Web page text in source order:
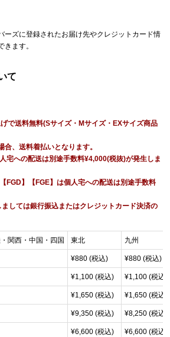
ーズに登録されたお届け先やクレジットカード情
ます。
て
で送料無料(Sサイズ・Mサイズ・EXサイズ商品
、送料着払いとなります。
宅への配送は別途手数料¥4,000(税抜)が発生しま
FGD】【FGE】は個人宅への配送は別途手数料
しては銀行振込またはクレジットカード決済の
関西・中国・四国 東北 九州
¥880 (税込) ¥880 (税込)
¥1,100 (税込) ¥1,100 (税込)
¥1,650 (税込) ¥1,650 (税込)
¥9,350 (税込) ¥8,250 (税込)
¥6,600 (税込) ¥6,600 (税込)